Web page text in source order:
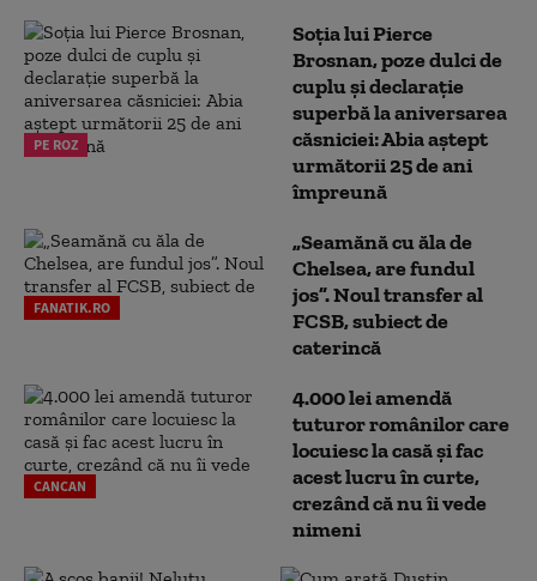
PE ROZ
Soția lui Pierce
Brosnan, poze dulci de
cuplu și declarație
superbă la aniversarea
căsniciei: Abia aștept
următorii 25 de ani
împreună
FANATIK.RO
„Seamănă cu ăla de
Chelsea, are fundul
jos”. Noul transfer al
FCSB, subiect de
caterincă
CANCAN
4.000 lei amendă
tuturor românilor care
locuiesc la casă și fac
acest lucru în curte,
crezând că nu îi vede
nimeni